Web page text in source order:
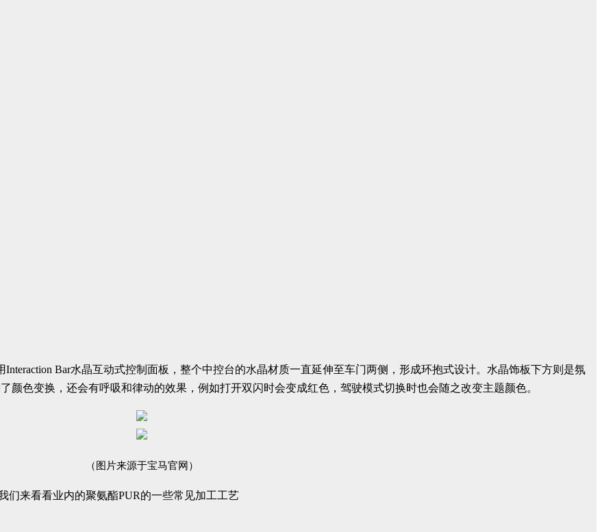
Bar水晶互动式控制面板，整个中控台的水晶材质一直延伸至车门两侧，形成环抱式设计。水晶饰板下方则是氛
颜色变换，还会有呼吸和律动的效果，例如打开双闪时会变成红色，驾驶模式切换时也会随之改变主题颜色。
（图片来源于宝马官网）
们来看看业内的聚氨酯PUR的一些常见加工工艺